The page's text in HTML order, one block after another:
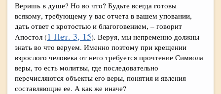
Веришь в душе? Но во что? Будьте всегда готовы
всякому, требующему у вас отчета в вашем уповании,
дать ответ с кротостью и благоговением, – говорит
Апостол (1 Пет. 3, 15). Веруя, мы непременно должны
знать во что веруем. Именно поэтому при крещении
взрослого человека от него требуется прочтение Символа
веры, то есть молитвы, где последовательно
перечисляются объекты его веры, понятия и явления
составляющие ее. А как же иначе?